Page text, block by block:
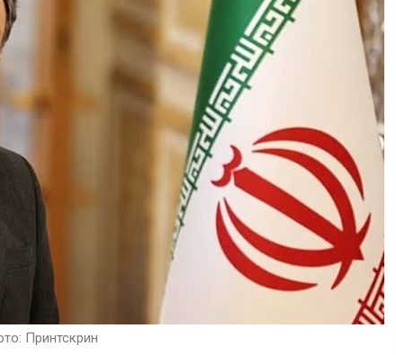
Принтскрин